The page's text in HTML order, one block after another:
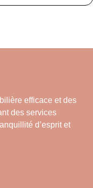
efficace et des
des services
d’esprit et